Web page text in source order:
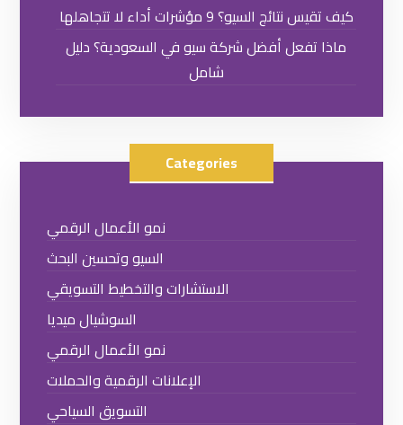
كيف تقيس نتائج السيو؟ 9 مؤشرات أداء لا تتجاهلها
ماذا تفعل أفضل شركة سيو في السعودية؟ دليل
شامل
Categories
نمو الأعمال الرقمي
السيو وتحسين البحث
الاستشارات والتخطيط التسويقي
السوشيال ميديا
نمو الأعمال الرقمي
الإعلانات الرقمية والحملات
التسويق السياحي